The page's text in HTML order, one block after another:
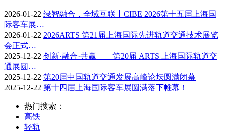
2026-01-22 绿智融合，全域互联丨CIBE 2026第十五届上海国
际客车展…
2026-01-22 2026ARTS 第21届上海国际先进轨道交通技术展览
会正式…
2025-12-22 创新·融合·共赢——第20届 ARTS 上海国际轨道交
通展圆…
2025-12-22 第20届中国轨道交通发展高峰论坛圆满闭幕
2025-12-22 第十四届上海国际客车展圆满落下帷幕！
热门搜索：
高铁
轻轨